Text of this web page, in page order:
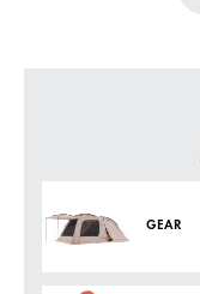
GEAR